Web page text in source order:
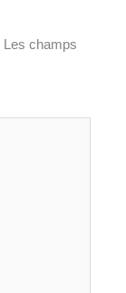
Les champs